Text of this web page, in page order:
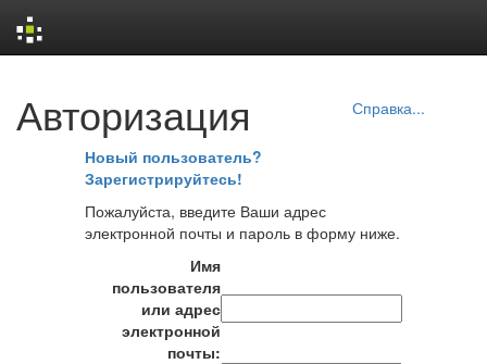
navigation
Авторизация Справка...
Новый пользователь?
Зарегистрируйтесь!
Пожалуйста, введите Ваши адрес
электронной почты и пароль в форму ниже.
Имя
пользователя
или адрес
электронной
почты: